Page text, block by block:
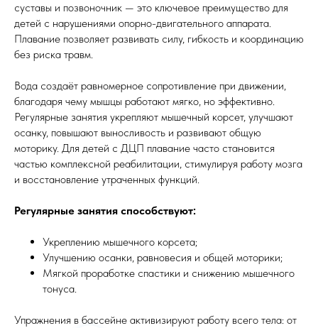
суставы и позвоночник — это ключевое преимущество для
детей с нарушениями опорно-двигательного аппарата.
Плавание позволяет развивать силу, гибкость и координацию
без риска травм.
Вода создаёт равномерное сопротивление при движении,
благодаря чему мышцы работают мягко, но эффективно.
Регулярные занятия укрепляют мышечный корсет, улучшают
осанку, повышают выносливость и развивают общую
моторику. Для детей с ДЦП плавание часто становится
частью комплексной реабилитации, стимулируя работу мозга
и восстановление утраченных функций.
Регулярные занятия способствуют:
Укреплению мышечного корсета;
Улучшению осанки, равновесия и общей моторики;
Мягкой проработке спастики и снижению мышечного
тонуса.
Упражнения в бассейне активизируют работу всего тела: от